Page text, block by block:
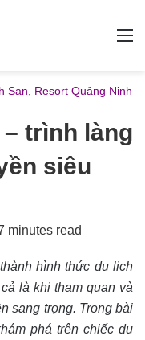
Sạn, Resort Quảng Ninh
trình làng
siêu
minutes read
hình thức du lịch
là khi tham quan và
sang trọng. Trong bài
phá trên chiếc du